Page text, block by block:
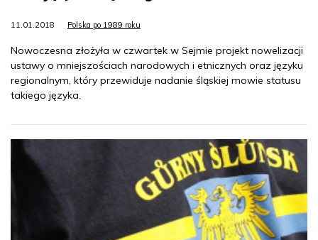
11.01.2018 Polska po 1989 roku
Nowoczesna złożyła w czwartek w Sejmie projekt nowelizacji
ustawy o mniejszościach narodowych i etnicznych oraz języku
regionalnym, który przewiduje nadanie śląskiej mowie statusu
takiego języka.